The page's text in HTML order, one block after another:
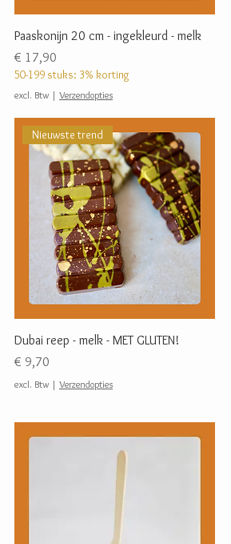
Paaskonijn 20 cm - ingekleurd - melk
Prijs
€ 17,90
50-199 stuks: 3% korting
excl. Btw | Verzendopties
Nieuwste trend
Dubai reep - melk - MET GLUTEN!
Prijs
€ 9,70
excl. Btw | Verzendopties